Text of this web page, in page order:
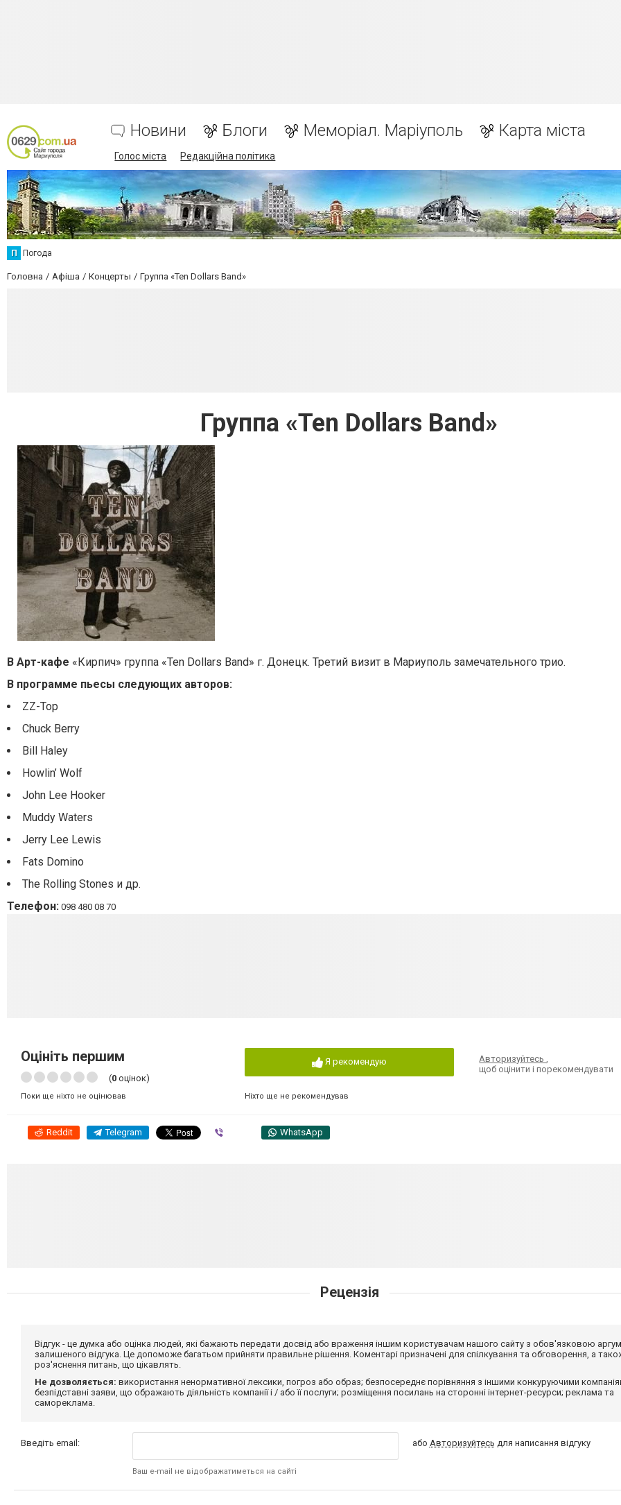
Новини Блоги Меморіал. Маріуполь Карта міста
Голос міста Редакційна політика
П Погода
Головна Афіша Концерты Группа «Ten Dollars Band»
Группа «Ten Dollars Band»
В Арт-кафе «Кирпич» группа «Ten Dollars Band» г. Донецк. Третий визит в Мариуполь замечательного трио.
В программе пьесы следующих авторов:
ZZ-Top
Chuck Berry
Bill Haley
Howlin’ Wolf
John Lee Hooker
Muddy Waters
Jerry Lee Lewis
Fats Domino
The Rolling Stones и др.
Телефон: 098 480 08 70
Оцініть першим
(0 оцінок)
Поки ще ніхто не оцінював
Я рекомендую
Ніхто ще не рекомендував
Авторизуйтесь,
щоб оцінити і порекомендувати
Reddit Telegram WhatsApp
Рецензія
Відгук - це думка або оцінка людей, які бажають передати досвід або враження іншим користувачам нашого сайту з обов'язковою
залишеного відгука. Це допоможе багатьом прийняти правильне рішення. Коментарі призначені для спілкування та обговорення, а
роз'яснення питань, що цікавлять.
Не дозволяється: використання ненормативної лексики, погроз або образ; безпосереднє порівняння з іншими конкуруючими
безпідставні заяви, що ображають діяльність компанії і / або її послуги; розміщення посилань на сторонні інтернет-ресурси; реклама та
самореклама.
Введіть email:
Ваш e-mail не відображатиметься на сайті
або Авторизуйтесь для написання відгуку